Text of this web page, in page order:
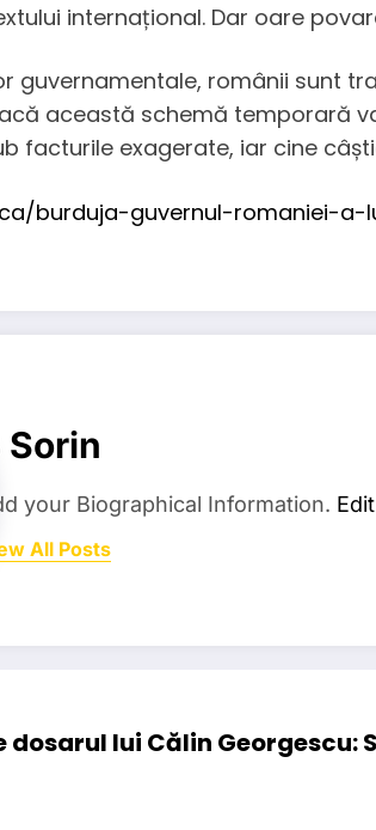
internațional. Dar oare
guvernamentale, românii sunt
această schemă temporară
facturile exagerate, iar cine
burduja-guvernul-romaniei-
Sorin
your Biographical Information.
All Posts
dosarul lui Călin